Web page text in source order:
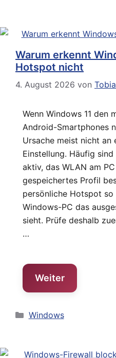
Warum erkennt
Hotspot nicht
4. August 2026 von
Wenn Windows 11 den
Android-Smartphones
Ursache meist nicht an
Einstellung. Häufig
aktiv, das WLAN am
gespeichertes Profil
persönliche Hotspot
Windows-PC das
sieht. Prüfe deshalb
…
Weiter
Kategorien
Windows